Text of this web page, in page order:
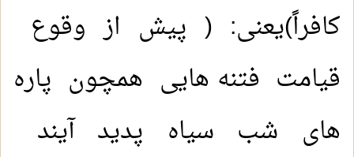
كافراً)یعنی: ( پیش از وقوع
قیامت فتنه هایی همچون پاره
های شب سیاه پدید آیند